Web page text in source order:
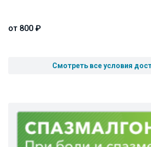
от 800 ₽
Смотреть все условия